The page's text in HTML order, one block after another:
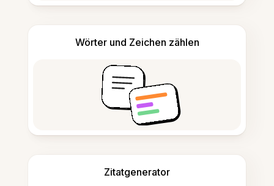
Wörter und Zeichen zählen
Zitatgenerator